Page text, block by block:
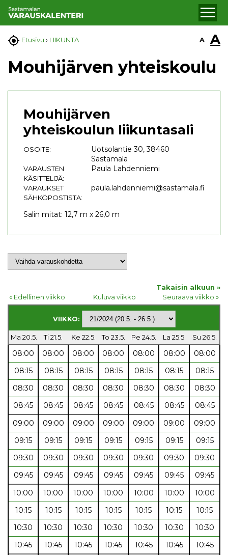
 Etusivu › LIIKUNTA A A
Mouhijärven yhteiskoulu
Mouhijärven
yhteiskoulun liikuntasali
OSOITE:
Uotsolantie 30, 38460
Sastamala
VARAUSTEN
KÄSITTELIJÄ:
Paula Lahdenniemi
VARAUKSET
SÄHKÖPOSTISTA:
paula.lahdenniemi@sastamala.fi
Salin mitat: 12,7 m x 26,0 m
Takaisin alkuun »
« Edellinen viikko
Kuluva viikko Seuraava viikko »
VIIKKO:
Ma 20.5. Ti 21.5. Ke 22.5. To 23.5. Pe 24.5. La 25.5. Su 26.5.
08:00 08:00 08:00 08:00 08:00 08:00
08:00
08:15
08:15 08:15 08:15 08:15 08:15
08:15
08:30
08:30 08:30 08:30 08:30 08:30
08:30
08:45
08:45 08:45 08:45 08:45 08:45
08:45
09:00
09:00 09:00 09:00 09:00 09:00
09:00
09:15
09:15 09:15 09:15 09:15 09:15
09:15
09:30
09:30 09:30 09:30 09:30 09:30
09:30
09:45
09:45 09:45 09:45 09:45 09:45
09:45
10:00
10:00 10:00 10:00 10:00 10:00
10:00
10:15
10:15 10:15 10:15 10:15 10:15
10:15
10:30
10:30 10:30 10:30 10:30 10:30
10:30
10:45
10:45 10:45 10:45 10:45 10:45
10:45